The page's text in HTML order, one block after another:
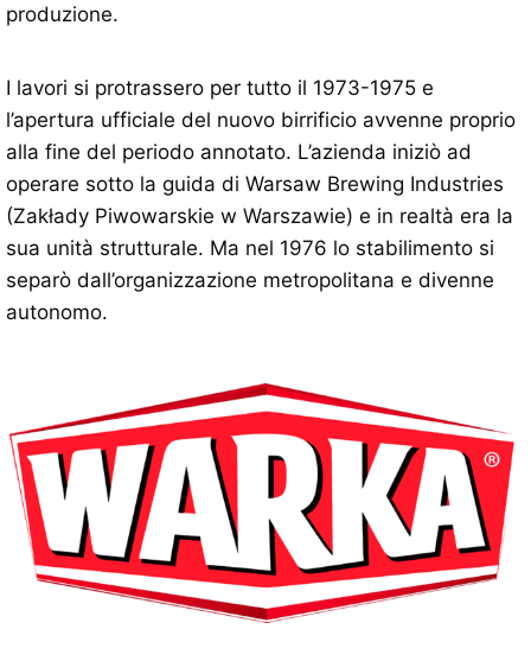
produzione.
I lavori si protrassero per tutto il 1973-1975 e
l’apertura ufficiale del nuovo birrificio avvenne proprio
alla fine del periodo annotato. L’azienda iniziò ad
operare sotto la guida di Warsaw Brewing Industries
(Zakłady Piwowarskie w Warszawie) e in realtà era la
sua unità strutturale. Ma nel 1976 lo stabilimento si
separò dall’organizzazione metropolitana e divenne
autonomo.